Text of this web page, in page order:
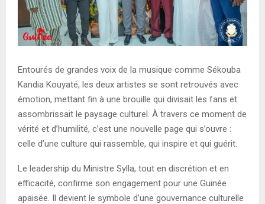
Entourés de grandes voix de la musique comme Sékouba
Kandia Kouyaté, les deux artistes se sont retrouvés avec
émotion, mettant fin à une brouille qui divisait les fans et
assombrissait le paysage culturel. À travers ce moment de
vérité et d’humilité, c’est une nouvelle page qui s’ouvre :
celle d’une culture qui rassemble, qui inspire et qui guérit.
Le leadership du Ministre Sylla, tout en discrétion et en
efficacité, confirme son engagement pour une Guinée
apaisée. Il devient le symbole d’une gouvernance culturelle